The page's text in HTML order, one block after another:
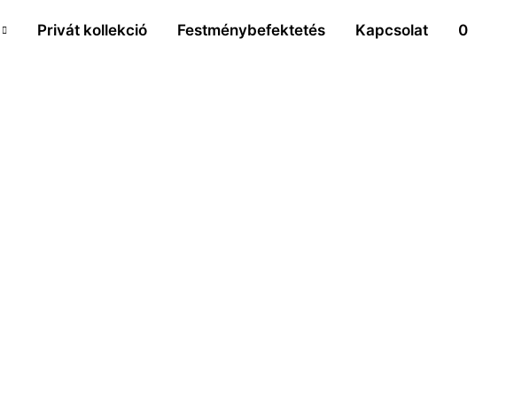
Privát kollekció Festménybefektetés Kapcsolat 0